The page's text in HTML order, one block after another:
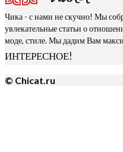
Чика - с нами не скучно! Мы
увлекательные статьи о
моде, стиле. Мы дадим Вам
ИНТЕРЕСНОЕ!
© Chicat.ru